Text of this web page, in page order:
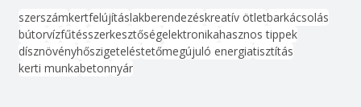
szerszámkertfelújításlakberendezéskreatív ötletbarkácsolás
bútorvízfűtésszerkesztőségelektronikahasznos tippek
dísznövényhőszigeteléstetőmegújuló energiatisztítás
kerti munkabetonnyár